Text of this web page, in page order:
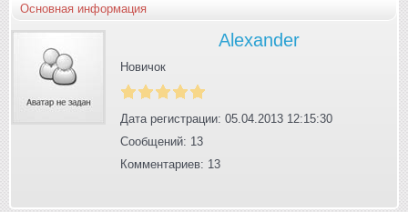
Основная информация
Alexander
Новичок
Дата регистрации: 05.04.2013 12:15:30
Сообщений: 13
Комментариев: 13